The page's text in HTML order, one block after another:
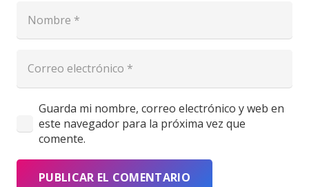
Guarda mi nombre, correo electrónico y web en
este navegador para la próxima vez que
comente.
PUBLICAR EL COMENTARIO